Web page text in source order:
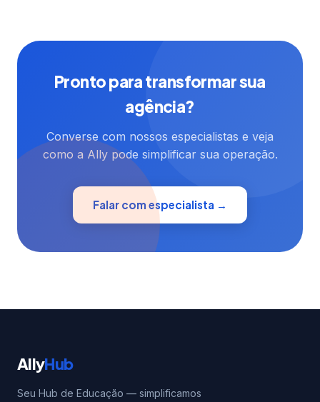
Pronto para transformar sua
agência?
Converse com nossos especialistas e veja
como a Ally pode simplificar sua operação.
Falar com especialista →
AllyHub
Seu Hub de Educação — simplificamos